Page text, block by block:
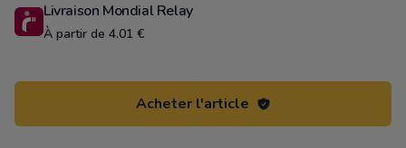
Livraison Mondial Relay
À partir de 4.01 €
Acheter l'article